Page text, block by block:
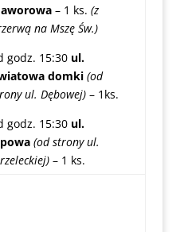
– 1 ks. (z
na Mszę Św.)
godz. 15:30 ul.
domki (od
ul. Dębowej)– 1ks.
godz. 15:30 ul.
(od strony ul.
– 1 ks.